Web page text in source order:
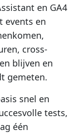
en GA4
events en
cross-
blijven en
gemeten.
snel en
tests,
één